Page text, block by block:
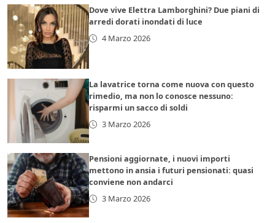
Dove vive Elettra Lamborghini? Due piani di
arredi dorati inondati di luce
4 Marzo 2026
La lavatrice torna come nuova con questo
rimedio, ma non lo conosce nessuno:
risparmi un sacco di soldi
3 Marzo 2026
Pensioni aggiornate, i nuovi importi
mettono in ansia i futuri pensionati: quasi
conviene non andarci
3 Marzo 2026